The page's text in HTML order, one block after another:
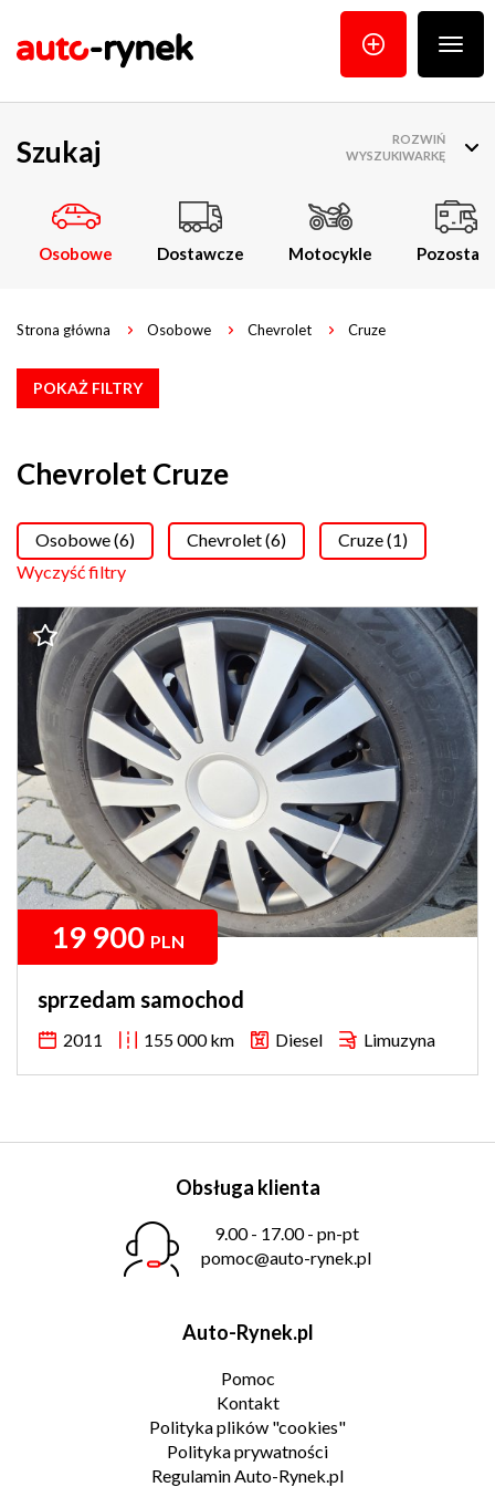
menu
Szukaj
Osobowe Dostawcze Motocykle Pozostałe
ROZWIŃ
WYSZUKIWARKĘ
Strona główna Osobowe Chevrolet Cruze
POKAŻ FILTRY
Chevrolet Cruze
Osobowe (6) Chevrolet (6)
Cruze (1)
Wyczyść filtry
19 900 PLN
sprzedam samochod
2011 155 000 km Diesel Limuzyna
Obsługa klienta
9.00 - 17.00 - pn-pt
pomoc@auto-rynek.pl
Auto-Rynek.pl
Pomoc
Kontakt
Polityka plików "cookies"
Polityka prywatności
Regulamin Auto-Rynek.pl